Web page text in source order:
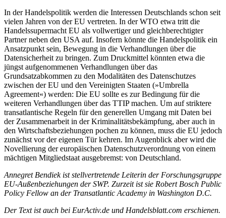
In der Handelspolitik werden die Interessen Deutschlands schon seit
vielen Jahren von der EU vertreten. In der WTO etwa tritt die
Handelssupermacht EU als vollwertiger und gleichberechtigter
Partner neben den USA auf. Insofern könnte die Handelspolitik ein
Ansatzpunkt sein, Bewegung in die Verhandlungen über die
Datensicherheit zu bringen. Zum Druckmittel könnten etwa die
jüngst aufgenommenen Verhandlungen über das
Grundsatzabkommen zu den Modalitäten des Datenschutzes
zwischen der EU und den Vereinigten Staaten (»Umbrella
Agreement«) werden: Die EU sollte es zur Bedingung für die
weiteren Verhandlungen über das TTIP machen. Um auf striktere
transatlantische Regeln für den generellen Umgang mit Daten bei
der Zusammenarbeit in der Kriminalitätsbekämpfung, aber auch in
den Wirtschaftsbeziehungen pochen zu können, muss die EU jedoch
zunächst vor der eigenen Tür kehren. Im Augenblick aber wird die
Novellierung der europäischen Datenschutzverordnung von einem
mächtigen Mitgliedstaat ausgebremst: von Deutschland.
Annegret Bendiek ist stellvertretende Leiterin der Forschungsgruppe
EU-Außenbeziehungen der SWP. Zurzeit ist sie Robert Bosch Public
Policy Fellow an der Transatlantic Academy in Washington D.C.
Der Text ist auch bei EurActiv.de und Handelsblatt.com erschienen.